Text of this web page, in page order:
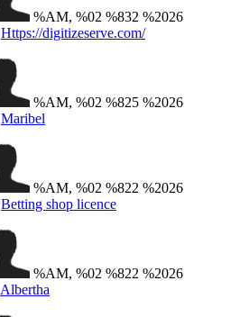
%AM, %02 %832 %2026
Https://digitizeserve.com/
%AM, %02 %825 %2026
Maribel
%AM, %02 %822 %2026
Betting shop licence
%AM, %02 %822 %2026
Albertha